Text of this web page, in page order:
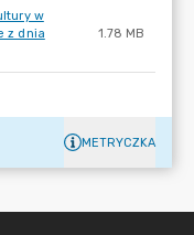
w
z dnia
1.78 MB
METRYCZKA